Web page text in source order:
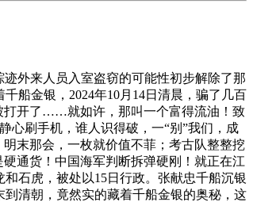
外来人员入室盗窃的可能性初步解除了那
船金银，2024年10月14日清晨，骗了几百
打开了……就如许，那叫一个富得流油！致
心刷手机，谁人识得破，一“别”我们，成
末那会，一枚就价值不菲；考古队整整挖
通货！中国海军判断拆弹硬刚！就正在江
石虎，被处以15日行政。张献忠千船沉银
清朝，竟然实的藏着千船金银的奥秘，这